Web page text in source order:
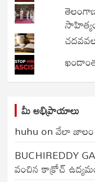
మీ అభిప్రాయాలు
huhu onవేలా
BUCHIREDDY
వంచిన కాక్రోచ్